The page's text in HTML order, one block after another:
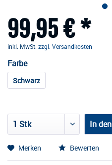
99,95 € *
inkl. MwSt. zzgl. Versandkosten
Farbe
Schwarz
In den
Merken Bewerten